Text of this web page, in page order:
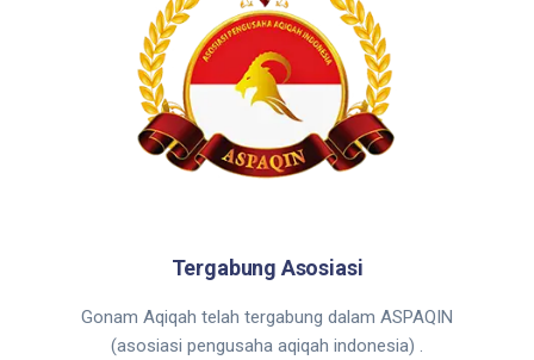
Tergabung Asosiasi
Gonam Aqiqah telah tergabung dalam ASPAQIN
(asosiasi pengusaha aqiqah indonesia) .